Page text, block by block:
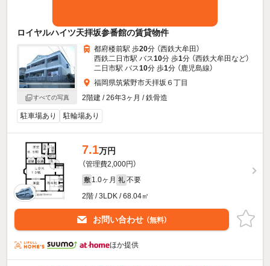
ロイヤルハイツ天拝坂参番館の賃貸物件
すべての写真
都府楼前駅 歩20分 （西鉄大牟田）
西鉄二日市駅 バス10分 歩1分 （西鉄大牟田など）
二日市駅 バス10分 歩1分 （鹿児島線）
福岡県筑紫野市天拝坂６丁目
2階建 / 26年3ヶ月 / 鉄骨造
駐車場あり 駐輪場あり
7.1万円
（管理費2,000円）
敷 1.0ヶ月 礼 不要
2階 / 3LDK / 68.04㎡
お問い合わせ （無料）
ほか提供